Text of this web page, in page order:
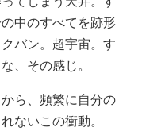
中のすべてを跡形
バン。超宇宙。す
、その感じ。
ら、頻繁に自分の
ないこの衝動。